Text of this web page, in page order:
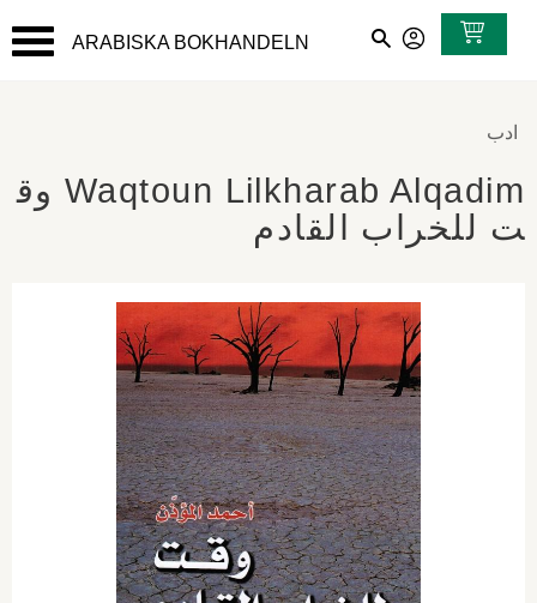
القائمة
ARABISKA BOKHANDELN
ادب
Waqtoun Lilkharab Alqadim وق
ت للخراب القادم